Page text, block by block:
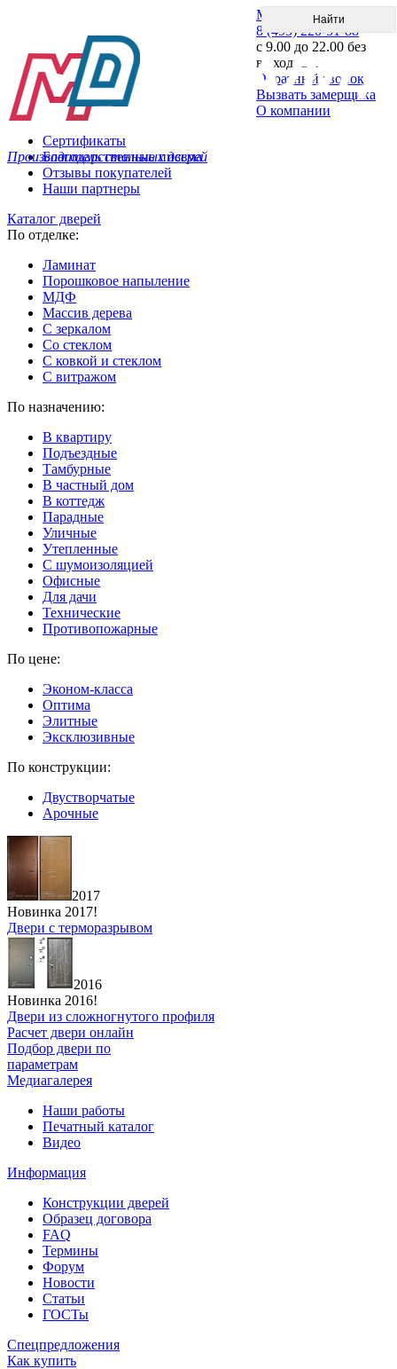
Производитель стальных дверей
Меню
8 (495) 220-51-88
с 9.00 до 22.00 без
выходных
Обратный звонок
Вызвать замерщика
О компании
Сертификаты
Благодарственные письма
Отзывы покупателей
Наши партнеры
Каталог дверей
По отделке:
Ламинат
Порошковое напыление
МДФ
Массив дерева
С зеркалом
Со стеклом
С ковкой и стеклом
С витражом
По назначению:
В квартиру
Подъездные
Тамбурные
В частный дом
В коттедж
Парадные
Уличные
Утепленные
C шумоизоляцией
Офисные
Для дачи
Технические
Противопожарные
По цене:
Эконом-класса
Оптима
Элитные
Эксклюзивные
По конструкции:
Двустворчатые
Арочные
2017
Новинка 2017!
Двери с терморазрывом
2016
Новинка 2016!
Двери из сложногнутого профиля
Расчет двери онлайн
Подбор двери по
параметрам
Медиагалерея
Наши работы
Печатный каталог
Видео
Информация
Конструкции дверей
Образец договора
FAQ
Термины
Форум
Новости
Статьи
ГОСТы
Спецпредложения
Как купить